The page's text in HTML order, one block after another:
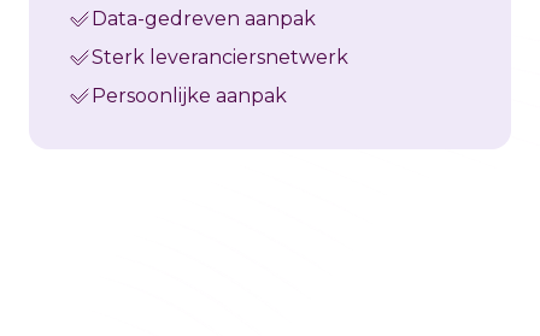
Data-gedreven aanpak
Sterk leveranciersnetwerk
Persoonlijke aanpak